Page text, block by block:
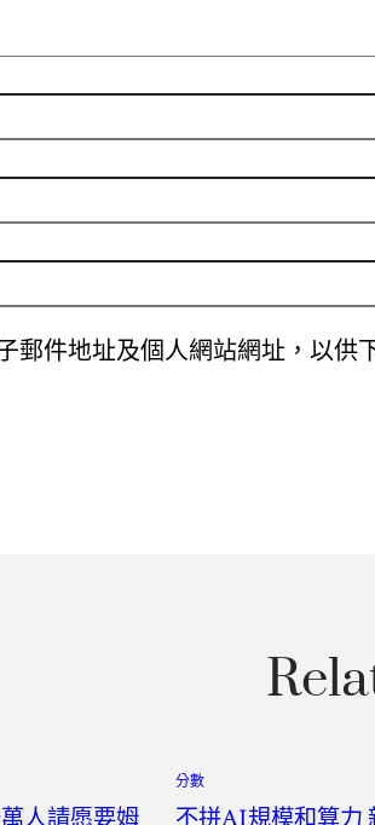
郵件地址及個人網站網址，以供
人請愿要姆
分數
不拼AI規模和算力